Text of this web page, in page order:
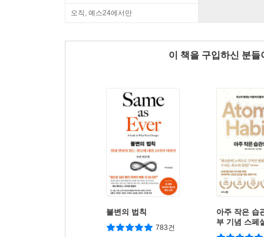
오직, 예스24에서만
이 책을 구입하신 분
불변의 법칙
783건
아주 작은 습
부 기념 스페